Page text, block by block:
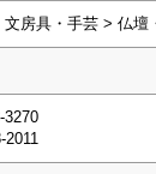
文房具・手芸 > 仏壇
3270